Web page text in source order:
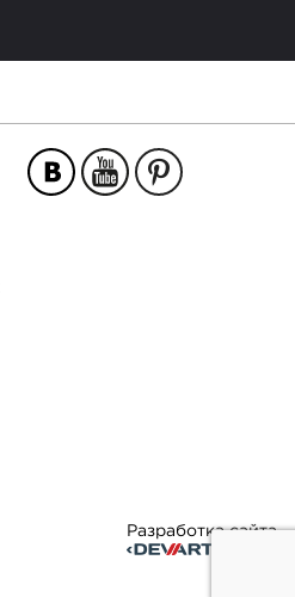
Разработка сайта